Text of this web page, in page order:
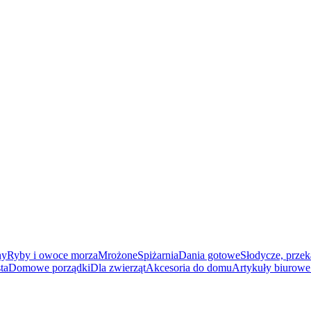
Ryby i owoce morzaMrożoneSpiżarniaDania gotoweSłodycze,
Domowe porządkiDla zwierzątAkcesoria do domuArtykuły